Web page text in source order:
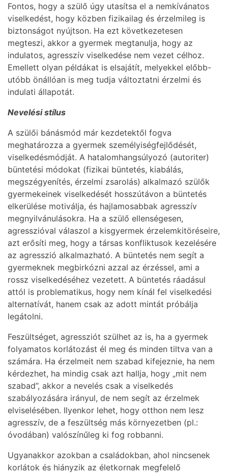
Fontos, hogy a szülő úgy utasítsa el a nemkívánatos
viselkedést, hogy közben fizikailag és érzelmileg is
biztonságot nyújtson. Ha ezt következetesen
megteszi, akkor a gyermek megtanulja, hogy az
indulatos, agresszív viselkedése nem vezet célhoz.
Emellett olyan példákat is elsajátít, melyekkel előbb-
utóbb önállóan is meg tudja változtatni érzelmi és
indulati állapotát.
Nevelési stílus
A szülői bánásmód már kezdetektől fogva
meghatározza a gyermek személyiségfejlődését,
viselkedésmódját. A hatalomhangsúlyozó (autoriter)
büntetési módokat (fizikai büntetés, kiabálás,
megszégyenítés, érzelmi zsarolás) alkalmazó szülők
gyermekeinek viselkedését hosszútávon a büntetés
elkerülése motiválja, és hajlamosabbak agresszív
megnyilvánulásokra. Ha a szülő ellenségesen,
agresszióval válaszol a kisgyermek érzelemkitöréseire,
azt erősíti meg, hogy a társas konfliktusok kezelésére
az agresszió alkalmazható. A büntetés nem segít a
gyermeknek megbirkózni azzal az érzéssel, ami a
rossz viselkedéséhez vezetett. A büntetés ráadásul
attól is problematikus, hogy nem kínál fel viselkedési
alternatívát, hanem csak az adott mintát próbálja
legátolni.
Feszültséget, agressziót szülhet az is, ha a gyermek
folyamatos korlátozást él meg és minden tiltva van a
számára. Ha érzelmeit nem szabad kifejeznie, ha nem
kérdezhet, ha mindig csak azt hallja, hogy „mit nem
szabad”, akkor a nevelés csak a viselkedés
szabályozására irányul, de nem segít az érzelmek
elviselésében. Ilyenkor lehet, hogy otthon nem lesz
agresszív, de a feszültség más környezetben (pl.:
óvodában) valószínűleg ki fog robbanni.
Ugyanakkor azokban a családokban, ahol nincsenek
korlátok és hiányzik az életkornak megfelelő